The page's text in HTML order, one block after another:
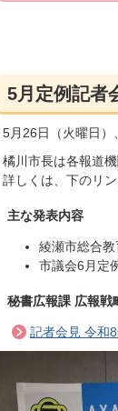
5月定例記者
5月26日（火曜日）
橘川市長は各報道
詳しくは、下のリ
主な発表内容
綾瀬市総合
市議会6月定
秘書広報課 広報
記者会見 令和